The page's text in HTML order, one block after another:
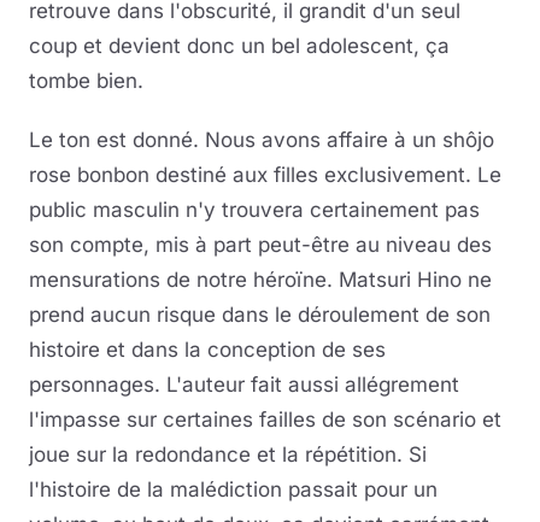
retrouve dans l'obscurité, il grandit d'un seul
coup et devient donc un bel adolescent, ça
tombe bien.
Le ton est donné. Nous avons affaire à un shôjo
rose bonbon destiné aux filles exclusivement. Le
public masculin n'y trouvera certainement pas
son compte, mis à part peut-être au niveau des
mensurations de notre héroïne. Matsuri Hino ne
prend aucun risque dans le déroulement de son
histoire et dans la conception de ses
personnages. L'auteur fait aussi allégrement
l'impasse sur certaines failles de son scénario et
joue sur la redondance et la répétition. Si
l'histoire de la malédiction passait pour un